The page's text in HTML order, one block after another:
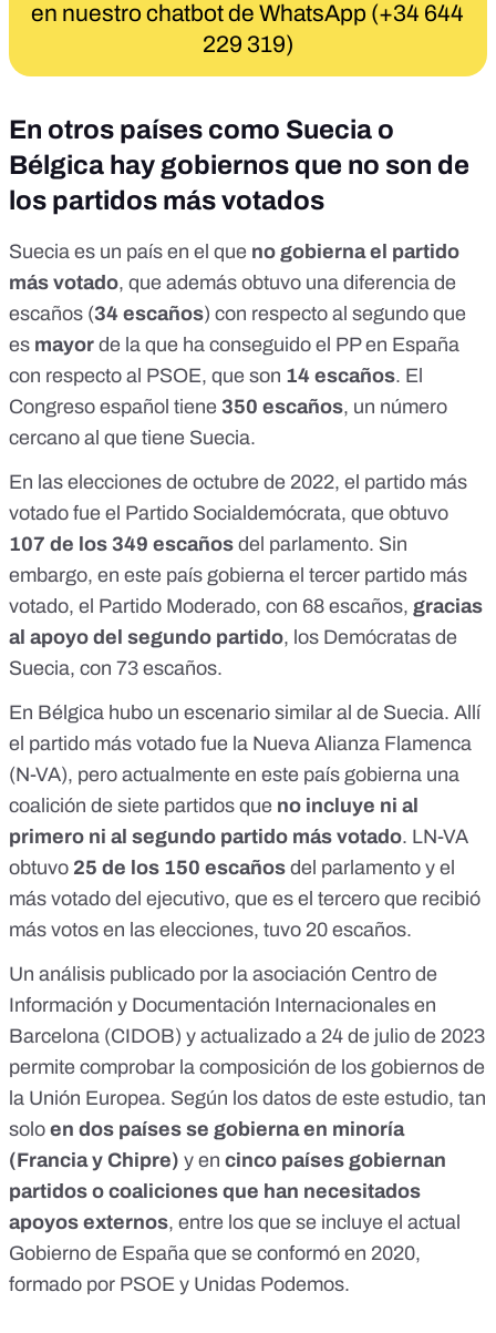
en nuestro chatbot de WhatsApp (+34 644
229 319)
En otros países como Suecia o
Bélgica hay gobiernos que no son de
los partidos más votados
Suecia es un país en el que no gobierna el partido
más votado, que además obtuvo una diferencia de
escaños (34 escaños) con respecto al segundo que
es mayor de la que ha conseguido el PP en España
con respecto al PSOE, que son 14 escaños. El
Congreso español tiene 350 escaños, un número
cercano al que tiene Suecia.
En las elecciones de octubre de 2022, el partido más
votado fue el Partido Socialdemócrata, que obtuvo
107 de los 349 escaños del parlamento. Sin
embargo, en este país gobierna el tercer partido más
votado, el Partido Moderado, con 68 escaños, gracias
al apoyo del segundo partido, los Demócratas de
Suecia, con 73 escaños.
En Bélgica hubo un escenario similar al de Suecia. Allí
el partido más votado fue la Nueva Alianza Flamenca
(N-VA), pero actualmente en este país gobierna una
coalición de siete partidos que no incluye ni al
primero ni al segundo partido más votado. LN-VA
obtuvo 25 de los 150 escaños del parlamento y el
más votado del ejecutivo, que es el tercero que recibió
más votos en las elecciones, tuvo 20 escaños.
Un análisis publicado por la asociación Centro de
Información y Documentación Internacionales en
Barcelona (CIDOB) y actualizado a 24 de julio de 2023
permite comprobar la composición de los gobiernos de
la Unión Europea. Según los datos de este estudio, tan
solo en dos países se gobierna en minoría
(Francia y Chipre) y en cinco países gobiernan
partidos o coaliciones que han necesitados
apoyos externos, entre los que se incluye el actual
Gobierno de España que se conformó en 2020,
formado por PSOE y Unidas Podemos.